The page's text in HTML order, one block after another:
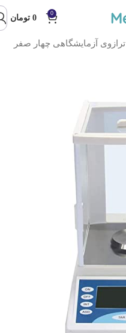
0
0 تومان
ترازوی آزمایشگاهی چهار صفر